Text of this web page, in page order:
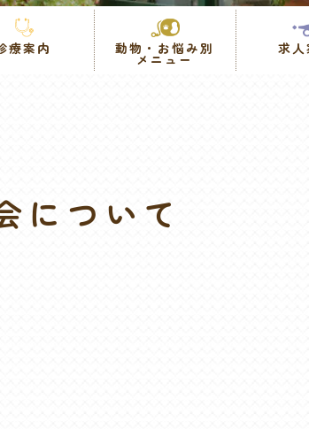
療案内 動物・お悩み別
メニュー
求人
について